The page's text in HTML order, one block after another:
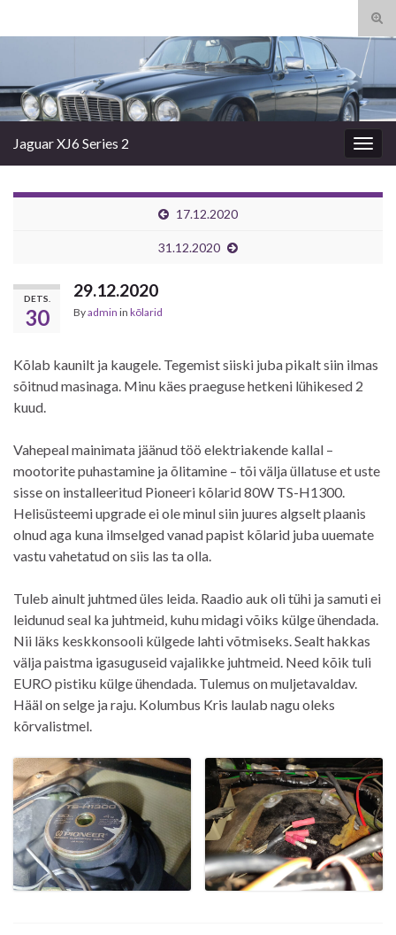
Search for:
Jaguar XJ6 Series 2
17.12.2020
31.12.2020
DETS.
30
29.12.2020
Byadmin in kõlarid
Kõlab kaunilt ja kaugele. Tegemist siiski juba pikalt siin ilmas
sõitnud masinaga. Minu käes praeguse hetkeni lühikesed 2
kuud.
Vahepeal mainimata jäänud töö elektriakende kallal –
mootorite puhastamine ja õlitamine – tõi välja üllatuse et uste
sisse on installeeritud Pioneeri kõlarid 80W TS-H1300.
Helisüsteemi upgrade ei ole minul siin juures algselt plaanis
olnud aga kuna ilmselged vanad papist kõlarid juba uuemate
vastu vahetatud on siis las ta olla.
Tuleb ainult juhtmed üles leida. Raadio auk oli tühi ja samuti ei
leidunud seal ka juhtmeid, kuhu midagi võiks külge ühendada.
Nii läks keskkonsooli külgede lahti võtmiseks. Sealt hakkas
välja paistma igasuguseid vajalikke juhtmeid. Need kõik tuli
EURO pistiku külge ühendada. Tulemus on muljetavaldav.
Hääl on selge ja raju. Kolumbus Kris laulab nagu oleks
kõrvalistmel.